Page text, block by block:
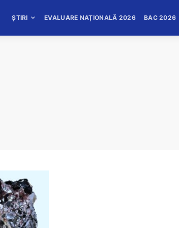
ȘTIRI EVALUARE NAȚIONALĂ 2026 BAC 2026